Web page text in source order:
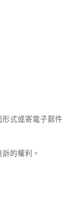
式或寄電子郵件
的權利。